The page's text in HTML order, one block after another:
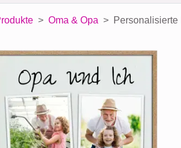
Oma & Opa